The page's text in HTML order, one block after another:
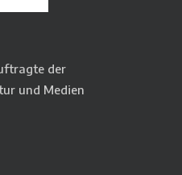
der
und Medien